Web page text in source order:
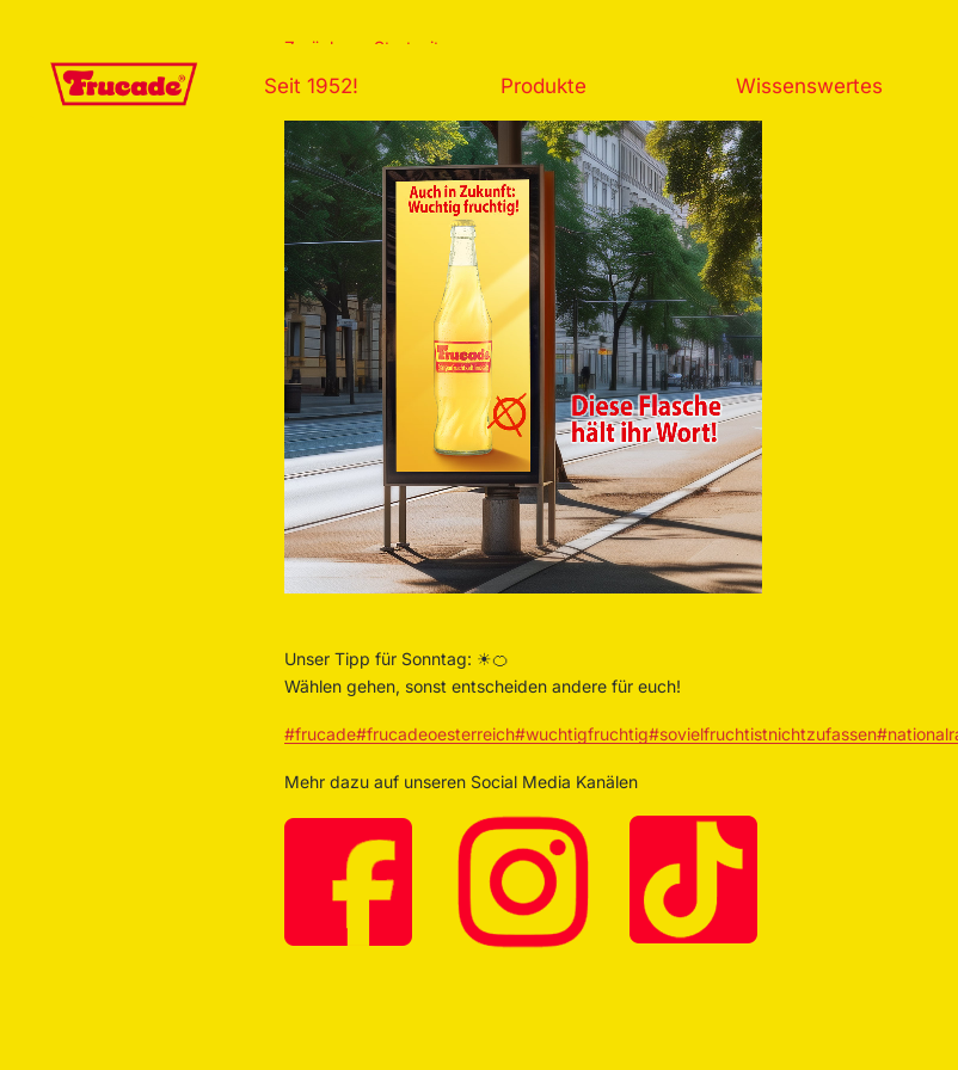
Seit 1952! Produkte Wissenswertes
Zurück zur Startseite
Unser Tipp für Sonntag: ☀🍊
Wählen gehen, sonst entscheiden andere für euch!
#frucade#frucadeoesterreich#wuchtigfruchtig#sovielfruchtistnichtzufassen
Mehr dazu auf unseren Social Media Kanälen